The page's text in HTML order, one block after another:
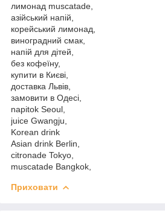
лимонад muscatade,
азійський напій,
корейський лимонад,
виноградний смак,
напій для дітей,
без кофеїну,
купити в Києві,
доставка Львів,
замовити в Одесі,
napitok Seoul,
juice Gwangju,
Korean drink
Asian drink Berlin,
citronade Tokyo,
muscatade Bangkok,
Приховати